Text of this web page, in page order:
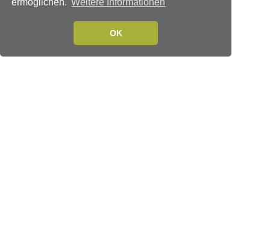
ermöglichen. Weitere Informationen
OK